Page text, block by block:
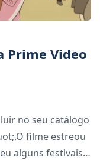
Prime Video
no seu catálogo
filme estreou
alguns festivais